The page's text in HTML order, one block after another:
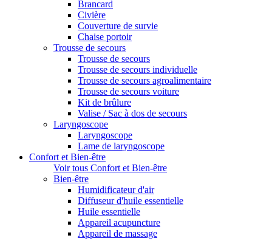
Brancard
Civière
Couverture de survie
Chaise portoir
Trousse de secours
Trousse de secours
Trousse de secours individuelle
Trousse de secours agroalimentaire
Trousse de secours voiture
Kit de brûlure
Valise / Sac à dos de secours
Laryngoscope
Laryngoscope
Lame de laryngoscope
Confort et Bien-être
Voir tous Confort et Bien-être
Bien-être
Humidificateur d'air
Diffuseur d'huile essentielle
Huile essentielle
Appareil acupuncture
Appareil de massage